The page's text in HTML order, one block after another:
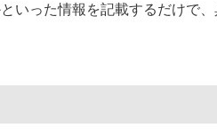
いった情報を記載するだけで